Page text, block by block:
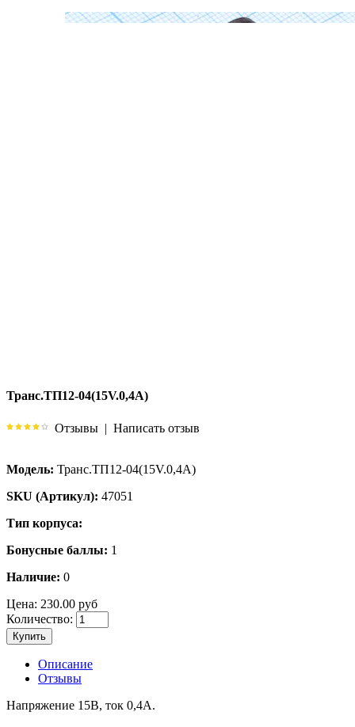
Транс.ТП12-04(15V.0,4А)
Отзывы | Написать отзыв
Модель: Транс.ТП12-04(15V.0,4А)
SKU (Артикул): 47051
Тип корпуса:
Бонусные баллы: 1
Наличие: 0
Цена: 230.00 руб
Количество:
Купить
Описание
Отзывы
Напряжение 15В, ток 0,4А.